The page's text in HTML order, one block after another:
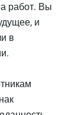
работ. Вы
и
в